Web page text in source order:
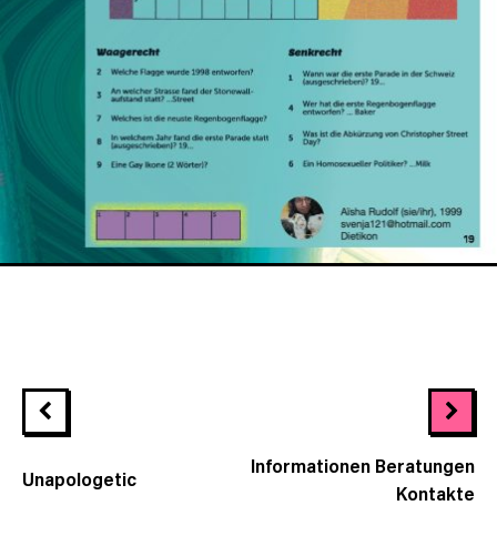
Unapologetic
Informationen Beratungen
Kontakte